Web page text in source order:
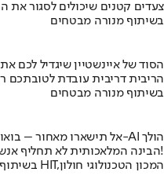
צעדים קטנים שיכולים לסגור את
בשיתוף מנורה מבטחים
הסוד של איינשטיין שיגדיל לכם
הריבית דריבית עובדת לטובתכם
בשיתוף מנורה מבטחים
אל תישארו מאחור – בואו לגלות לאן ה-AI הולך
הבינה המלאכותית לא תחליף אנשים, היא תחליף את מי שלא משתמש בה!
בשיתוף HIT,המכון הטכנולוגי חולון